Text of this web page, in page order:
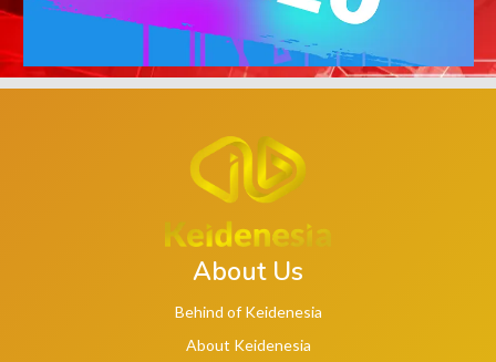
About Us
Behind of Keidenesia
About Keidenesia